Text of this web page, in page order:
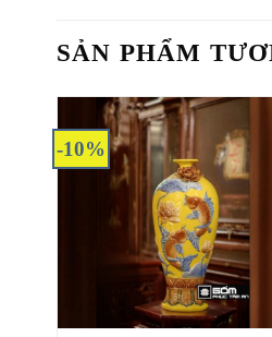
SẢN PHẨM
-10%